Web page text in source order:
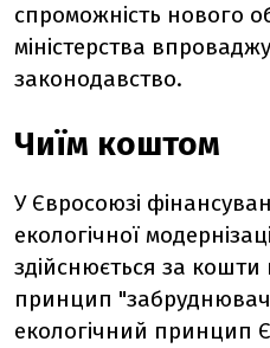
спроможність нового
міністерства
законодавство.
Чиїм коштом
У Євросоюзі
екологічної
здійснюється за кошти
принцип
екологічний принцип